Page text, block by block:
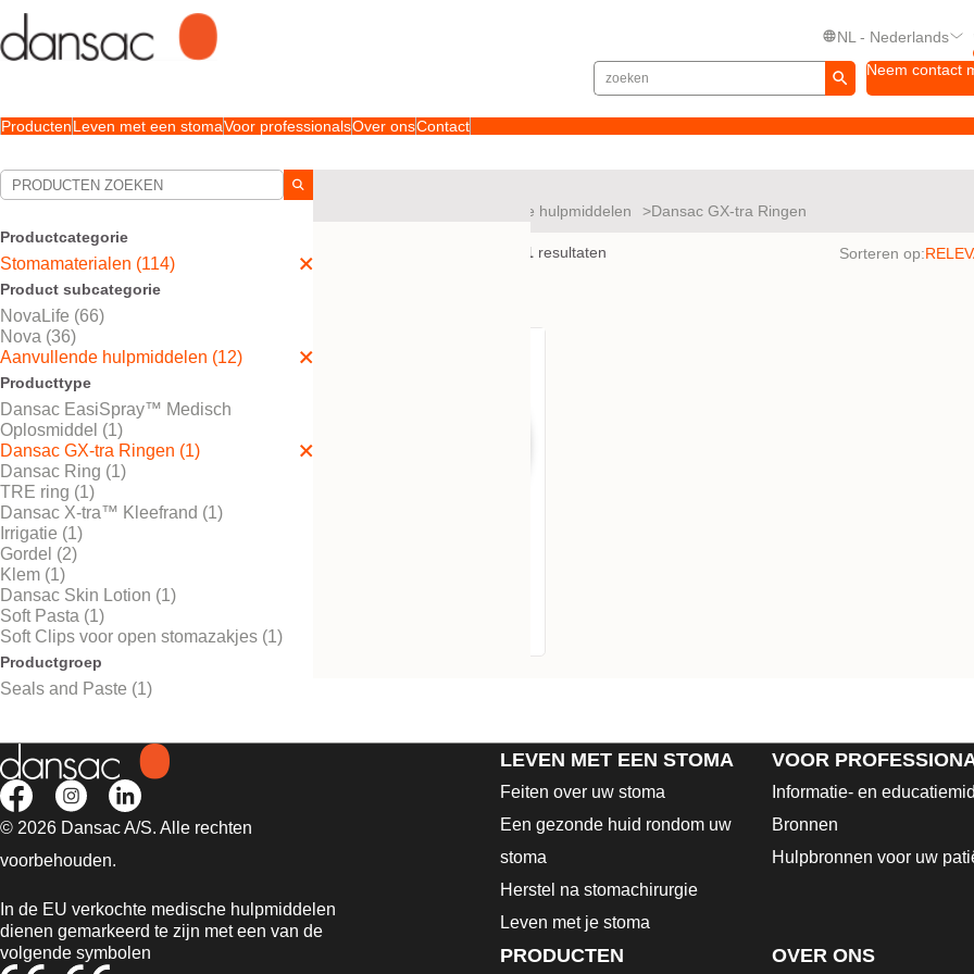
NL - Nederlands
Neem contact
ProductenLeven met een stomaVoor professionalsOver onsContact
Productcategorie
Stomamaterialen (114)
Product subcategorie
NovaLife (66)
Nova (36)
Aanvullende hulpmiddelen (12)
Producttype
Dansac EasiSpray™ Medisch
Oplosmiddel (1)
Dansac GX-tra Ringen (1)
Dansac Ring (1)
TRE ring (1)
Dansac X-tra™ Kleefrand (1)
Irrigatie (1)
Gordel (2)
Klem (1)
Dansac Skin Lotion (1)
Soft Pasta (1)
Soft Clips voor open stomazakjes (1)
Productgroep
Seals and Paste (1)
Aanvullende hulpmiddelen Dansac GX-tra Ringen
1 resultaten Sorteren op:
© 2026 Dansac A/S. Alle rechten
voorbehouden.
In de EU verkochte medische hulpmiddelen
dienen gemarkeerd te zijn met een van de
volgende symbolen
LEVEN MET EEN STOMA
Feiten over uw stoma
Een gezonde huid rondom uw
stoma
Herstel na stomachirurgie
Leven met je stoma
VOOR
Informatie- en
Bronnen
Hulpbronnen voor uw
PRODUCTEN OVER ONS